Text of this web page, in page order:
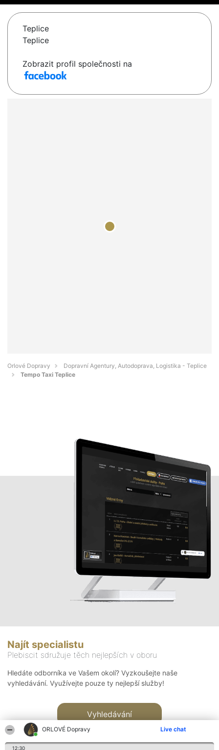
ORLOVÉ Dopravy Live chat
12:30
Teplice
Teplice
Zobrazit profil společnosti na
Orlové Dopravy
Dopravní Agentury, Autodoprava, Logistika - Teplice
Tempo Taxi Teplice
Najít specialistu
Plebiscit sdružuje těch nejlepších v oboru
Hledáte odborníka ve Vašem okolí? Vyzkoušejte naše
vyhledávání. Využívejte pouze ty nejlepší služby!
Vyhledávání